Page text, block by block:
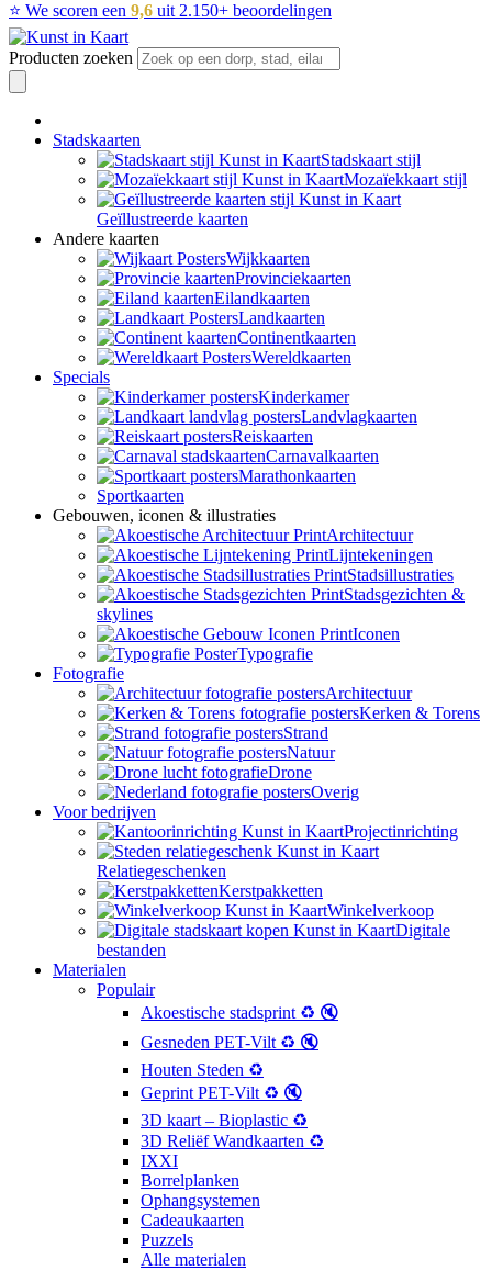
⭐ We scoren een 9,6 uit 2.150+ beoordelingen
Producten zoeken
Stadskaarten
Stadskaart stijl
Mozaïekkaart stijl
Geïllustreerde kaarten
Andere kaarten
Wijkkaarten
Provinciekaarten
Eilandkaarten
Landkaarten
Continentkaarten
Wereldkaarten
Specials
Kinderkamer
Landvlagkaarten
Reiskaarten
Carnavalkaarten
Marathonkaarten
Sportkaarten
Gebouwen, iconen & illustraties
Architectuur
Lijntekeningen
Stadsillustraties
Stadsgezichten &
skylines
Iconen
Typografie
Fotografie
Architectuur
Kerken & Torens
Strand
Natuur
Drone
Overig
Voor bedrijven
Projectinrichting
Relatiegeschenken
Kerstpakketten
Winkelverkoop
Digitale
bestanden
Materialen
Populair
Akoestische stadsprint ♻️ 🔇
Gesneden PET-Vilt ♻️ 🔇
Houten Steden ♻️
Geprint PET-Vilt ♻️ 🔇
3D kaart – Bioplastic ♻️
3D Reliëf Wandkaarten ♻️
IXXI
Borrelplanken
Ophangsystemen
Cadeaukaarten
Puzzels
Alle materialen